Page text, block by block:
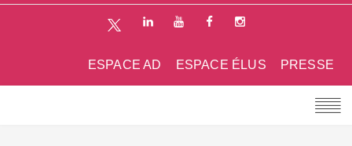
PRESSE
ESPACE ÉLUS
ESPACE AD